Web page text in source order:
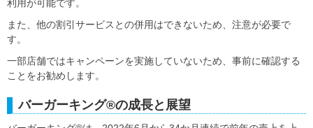
利用が可能です。
また、他の割引サービスとの併用はできないため、注意が必要で
す。
一部店舗ではキャンペーンを実施していないため、事前に確認する
ことをお勧めします。
バーガーキング®の成長と展望